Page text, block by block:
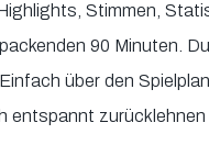
Stimmen,
90 Minuten.
über den
entspannt